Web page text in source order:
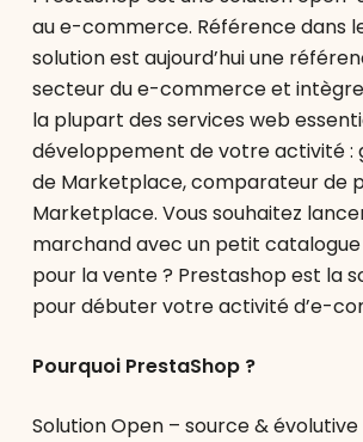
au e-commerce. Référence dans
solution est aujourd’hui une
secteur du e-commerce et
la plupart des services web
développement de votre activité :
de Marketplace, comparateur de
Marketplace. Vous souhaitez
marchand avec un petit
pour la vente ? Prestashop est la
pour débuter votre activité d’e-
Pourquoi PrestaShop ?
Solution Open – source & évolutive